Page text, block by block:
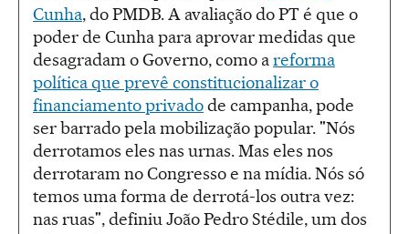
Cunha, do PMDB. A avaliação do PT é que o
poder de Cunha para aprovar medidas que
desagradam o Governo, como areforma
política que prevê constitucionalizar o
financiamento privadode campanha, pode
ser barrado pela mobilização popular. "Nós
derrotamos eles nas urnas. Mas eles nos
derrotaram no Congresso e na mídia. Nós só
temos uma forma de derrotá-los outra vez:
nas ruas", definiu João Pedro Stédile, um dos